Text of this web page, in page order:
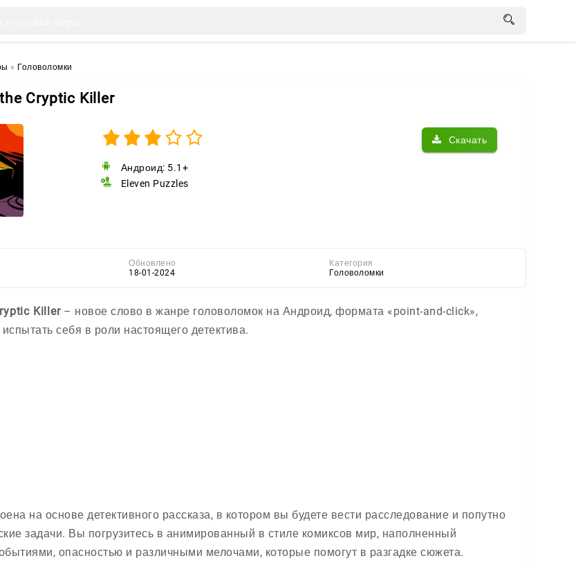
» Головоломки
Cryptic Killer
Скачать
Андроид: 5.1+
Eleven Puzzles
Обновлено
18-01-2024
Категория
Головоломки
Killer– новое слово в жанре головоломок на Андроид, формата «point-and-click»,
себя в роли настоящего детектива.
на основе детективного рассказа, в котором вы будете вести расследование и попутно
задачи. Вы погрузитесь в анимированный в стиле комиксов мир, наполненный
опасностью и различными мелочами, которые помогут в разгадке сюжета.